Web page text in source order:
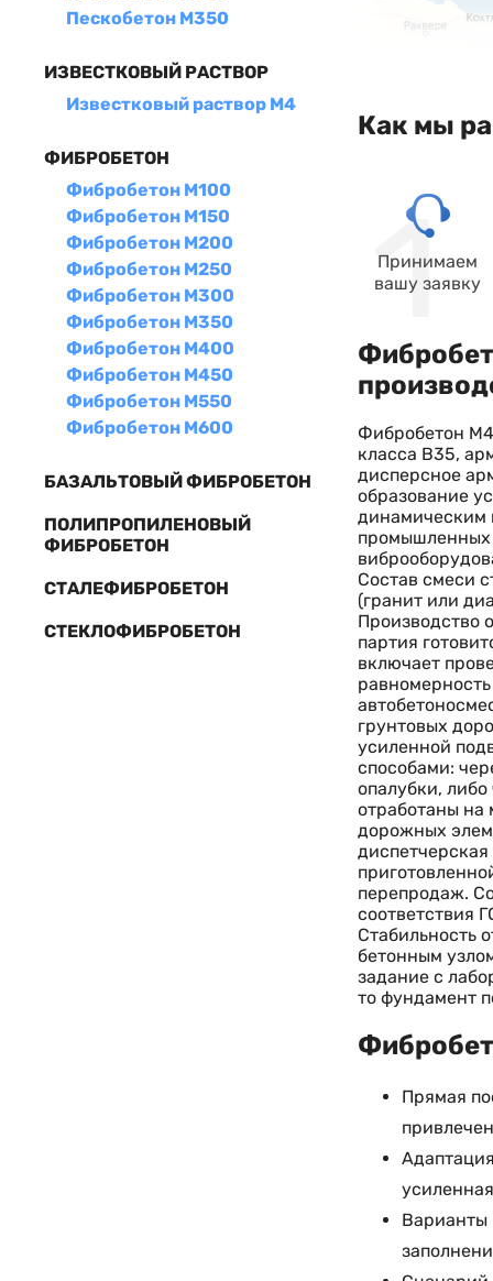
Пескобетон М350
ИЗВЕСТКОВЫЙ РАСТВОР
Известковый раствор М4
ФИБРОБЕТОН
Фибробетон М100
Фибробетон М150
Фибробетон М200
Фибробетон М250
Фибробетон М300
Фибробетон М350
Фибробетон М400
Фибробетон М450
Фибробетон М550
Фибробетон М600
БАЗАЛЬТОВЫЙ ФИБРОБЕТОН
ПОЛИПРОПИЛЕНОВЫЙ
ФИБРОБЕТОН
СТАЛЕФИБРОБЕТОН
СТЕКЛОФИБРОБЕТОН
Как мы
Принимаем
вашу заявку
Фибробетон
класса В35,
дисперсное
образование
динамическим
промышленных
Состав смеси
(гранит или
Производство
партия
включает
грунтовых
усиленной
способами:
опалубки,
отработаны на
дорожных
перепродаж.
соответствия
Стабильность
бетонным
задание с
то фундамент
Прямая
Варианты